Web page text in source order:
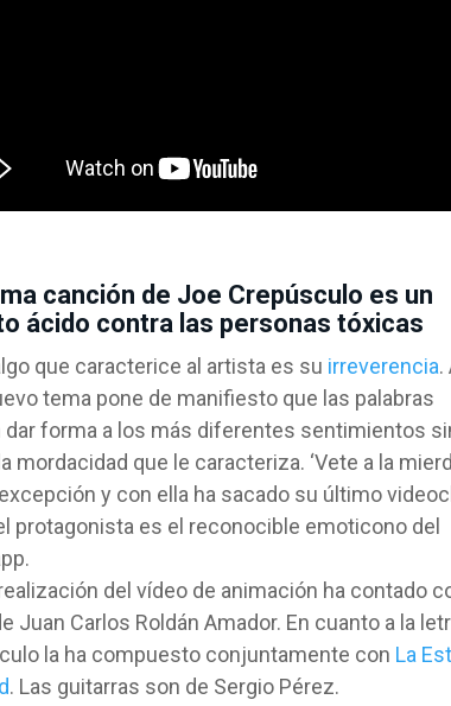
canción de Joe Crepúsculo es un
ácido contra las personas tóxicas
que caracterice al artista es su irreverencia.
tema pone de manifiesto que las palabras
dar forma a los más diferentes sentimientos
mordacidad que le caracteriza. ‘Vete a la
y con ella ha sacado su último
protagonista es el reconocible emoticono del
del vídeo de animación ha contado
Juan Carlos Roldán Amador. En cuanto a la
la ha compuesto conjuntamente con La
. Las guitarras son de Sergio Pérez.